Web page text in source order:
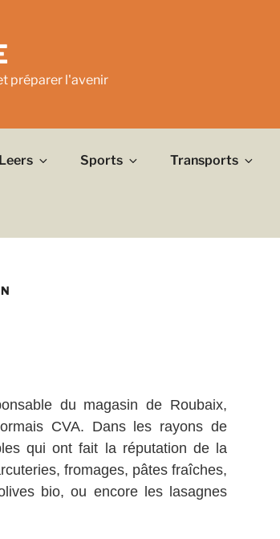
préparer l'avenir
Leers Sports Transports
du magasin de Roubaix,
CVA. Dans les rayons de
qui ont fait la réputation de la
fromages, pâtes fraîches,
bio, ou encore les lasagnes